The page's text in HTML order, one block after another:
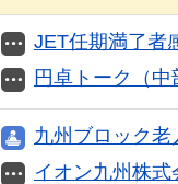
JET任期満了者
円卓トーク（中
九州ブロック
イオン九州株